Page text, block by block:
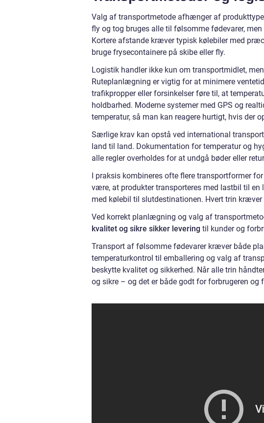
Valg af transportmetode afhænger af
fly og tog bruges alle til følsomme fødevarer,
Kortere afstande kræver typisk kølebiler med
bruge frysecontainere på skibe eller fly.
Logistik handler ikke kun om transportmidlet,
Ruteplanlægning er vigtig for at minimere
trafikpropper eller forsinkelser føre til, at
holdbarhed. Moderne systemer med GPS og
temperatur, så man kan reagere hurtigt, hvis der
Særlige krav kan opstå ved international
land til land. Dokumentation for temperatur og
alle regler overholdes for at undgå bøder eller
I praksis kombineres ofte flere transportformer
være, at produkter transporteres med lastbil til
med kølebil til slutdestinationen. Hvert trin
Ved korrekt planlægning og valg af
kvalitet og sikre sikker levering til kunder og
Transport af følsomme fødevarer kræver både
temperaturkontrol til emballering og valg af
beskytte kvalitet og sikkerhed. Når alle trin
og sikre – og det er både godt for forbrugeren og